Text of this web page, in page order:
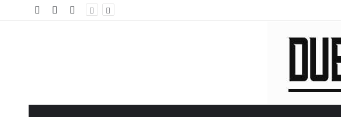
نوشته ورود